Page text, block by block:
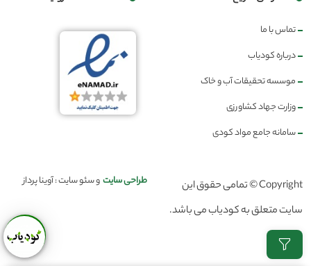
تماس با ما
درباره کودیاب
موسسه تحقیقات آب و خاک
وزارت جهاد کشاورزی
سامانه جامع مواد کودی
Copyright © تمامی حقوق این
سایت متعلق به کودیاب می باشد.
طراحی سایتو سئو سایت : آوینا پرداز